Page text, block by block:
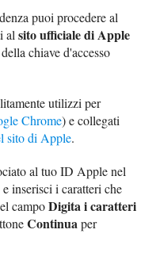
puoi procedere al
alsito ufficiale di Apple
chiave d'accesso
utilizzi per
Chrome) e collegati
sito di Apple.
al tuo ID Apple nel
e inserisci i caratteri che
campoDigita i caratteri
Continua per